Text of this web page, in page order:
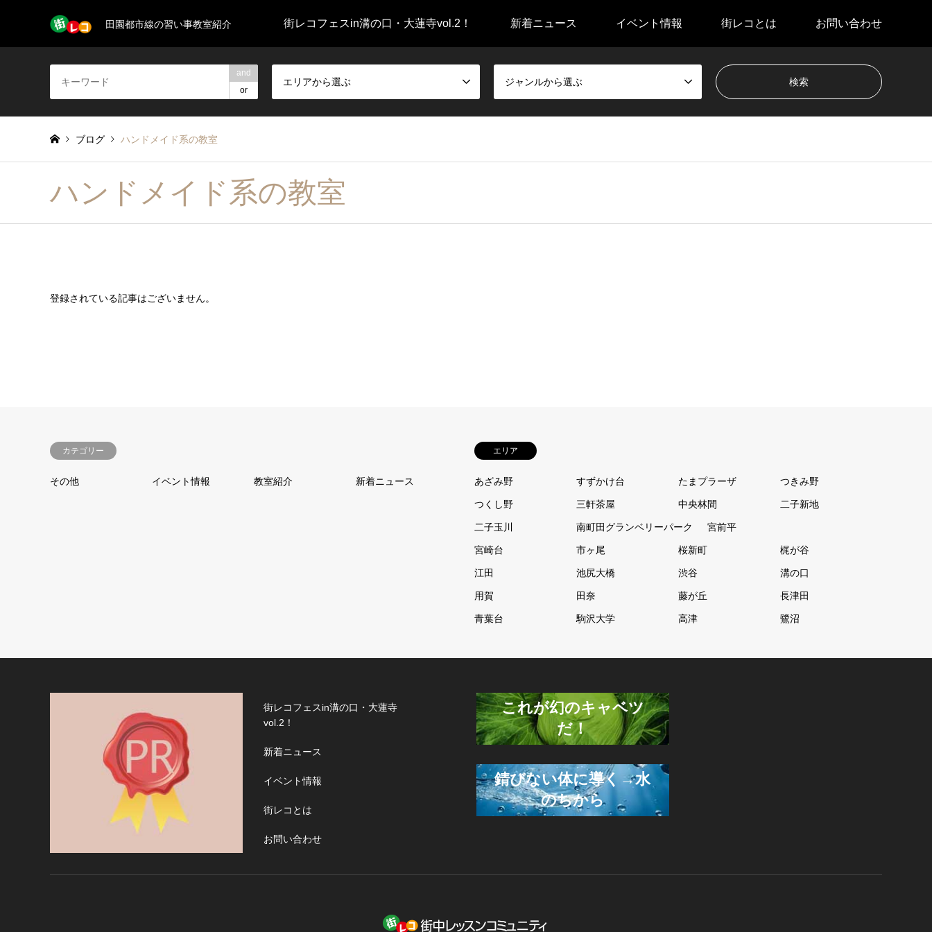
田園都市線の習い事教室紹介 街レコフェスin溝の口・大蓮寺vol.2！ 新着ニュース イベント情報 街レコとは お問い合わせ
and
or
エリアから選ぶ ジャンルから選ぶ
ブログ ハンドメイド系の教室
ハンドメイド系の教室
登録されている記事はございません。
カテゴリー
その他 イベント情報 教室紹介 新着ニュース
エリア
あざみ野 すずかけ台 たまプラーザ つきみ野
つくし野 三軒茶屋 中央林間 二子新地
二子玉川 南町田グランベリーパーク 宮前平
宮崎台 市ヶ尾 桜新町 梶が谷
江田 池尻大橋 渋谷 溝の口
用賀 田奈 藤が丘 長津田
青葉台 駒沢大学 高津 鷺沼
街レコフェスin溝の口・大蓮寺
vol.2！
新着ニュース
イベント情報
街レコとは
お問い合わせ
これが幻のキャベツ
だ！
錆びない体に導く→水
のちから